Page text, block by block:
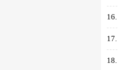
16.
17.
18.